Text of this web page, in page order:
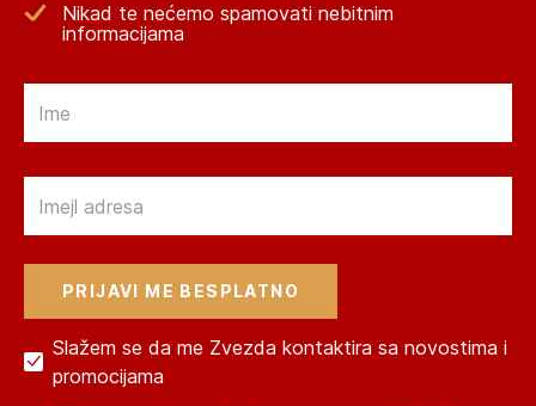
Nikad te nećemo spamovati nebitnim
informacijama
Slažem se da me Zvezda kontaktira sa novostima i
promocijama